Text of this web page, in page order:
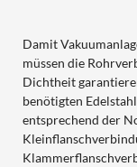
Damit
müssen die
Dichtheit
benötigten
entsprechend der